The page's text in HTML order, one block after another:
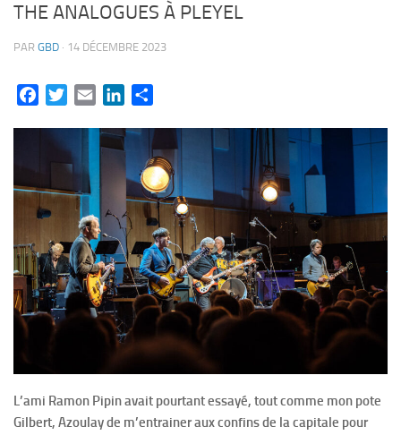
THE ANALOGUES À PLEYEL
PAR GBD · 14 DÉCEMBRE 2023
FacebookTwitterEmail LinkedIn
L’ami Ramon Pipin avait pourtant essayé, tout comme mon pote
Gilbert, Azoulay de m’entrainer aux confins de la capitale pour